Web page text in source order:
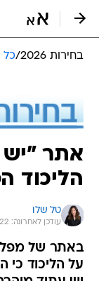
בחירות 2026 /כל
אתר "יש
הליכוד
טל שלו
עודכן לאחרונה: 15.9.2022 / 15:59
באתר של
על הליכוד כי